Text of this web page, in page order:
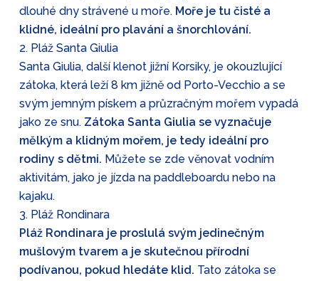
dlouhé dny strávené u moře. Moře je tu čisté a
klidné, ideální pro plavání a šnorchlování.
2. Pláž Santa Giulia
Santa Giulia, další klenot jižní Korsiky, je okouzlující
zátoka, která leží 8 km jižně od Porto-Vecchio a se
svým jemným pískem a průzračným mořem vypadá
jako ze snu. Zátoka Santa Giulia se vyznačuje
mělkým a klidným mořem, je tedy ideální pro
rodiny s dětmi. Můžete se zde věnovat vodním
aktivitám, jako je jízda na paddleboardu nebo na
kajaku.
3. Pláž Rondinara
Pláž Rondinara je proslulá svým jedinečným
mušlovým tvarem a je skutečnou přírodní
podívanou, pokud hledáte klid. Tato zátoka se